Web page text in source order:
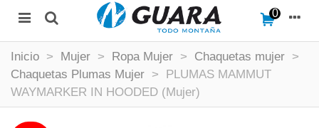
0
Inicio > Mujer > Ropa Mujer > Chaquetas mujer >
Chaquetas Plumas Mujer >
PLUMAS MAMMUT
WAYMARKER IN HOODED (Mujer)